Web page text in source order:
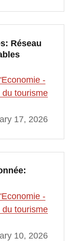
Réseau
-
du tourisme
17, 2026
-
du tourisme
10, 2026